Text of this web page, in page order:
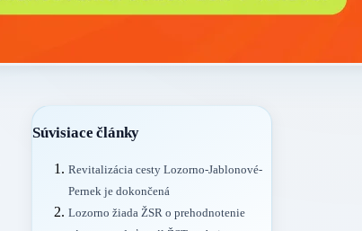
Súvisiace články
Revitalizácia cesty Lozorno-Jablonové-
Pernek je dokončená
Lozorno žiada ŽSR o prehodnotenie